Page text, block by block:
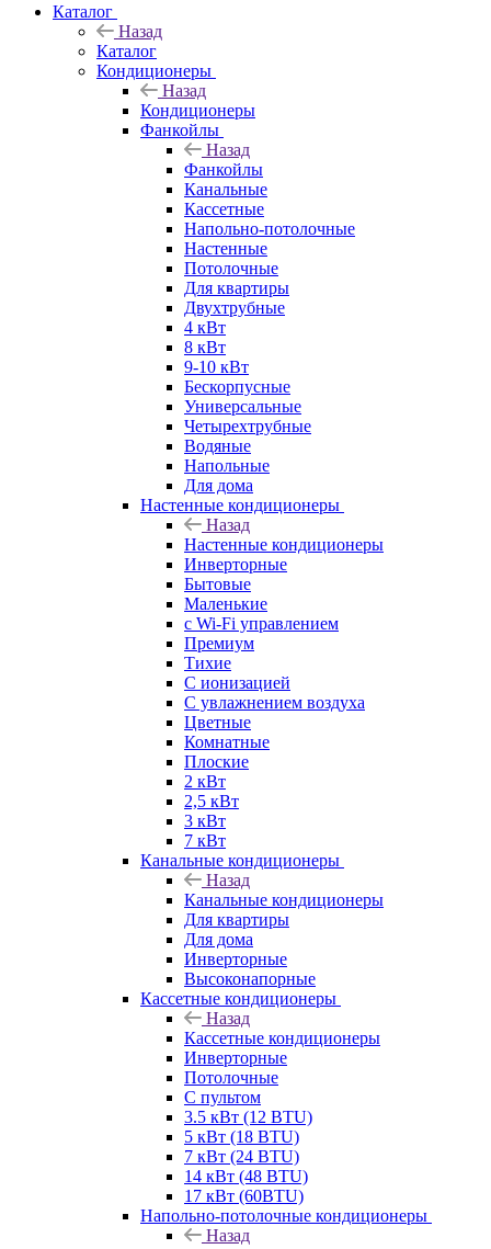
Каталог
Назад
Каталог
Кондиционеры
Назад
Кондиционеры
Фанкойлы
Назад
Фанкойлы
Канальные
Кассетные
Напольно-потолочные
Настенные
Потолочные
Для квартиры
Двухтрубные
4 кВт
8 кВт
9-10 кВт
Бескорпусные
Универсальные
Четырехтрубные
Водяные
Напольные
Для дома
Настенные кондиционеры
Назад
Настенные кондиционеры
Инверторные
Бытовые
Маленькие
с Wi-Fi управлением
Премиум
Тихие
С ионизацией
С увлажнением воздуха
Цветные
Комнатные
Плоские
2 кВт
2,5 кВт
3 кВт
7 кВт
Канальные кондиционеры
Назад
Канальные кондиционеры
Для квартиры
Для дома
Инверторные
Высоконапорные
Кассетные кондиционеры
Назад
Кассетные кондиционеры
Инверторные
Потолочные
С пультом
3.5 кВт (12 BTU)
5 кВт (18 BTU)
7 кВт (24 BTU)
14 кВт (48 BTU)
17 кВт (60BTU)
Напольно-потолочные кондиционеры
Назад